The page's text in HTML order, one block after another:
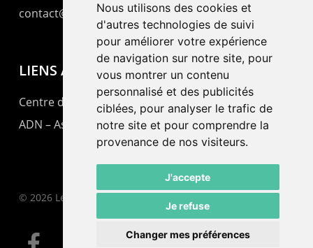
Nous utilisons des cookies et
d'autres technologies de suivi
pour améliorer votre expérience
de navigation sur notre site, pour
vous montrer un contenu
personnalisé et des publicités
ciblées, pour analyser le trafic de
notre site et pour comprendre la
provenance de nos visiteurs.
J'accepte
Je refuse
Changer mes préférences
contact@lepommier.ch
LIENS AMIS
Centre de culture ABC
ADN – Association Danse Neuchâtel
© 2026 Le Pommier.
facebook email